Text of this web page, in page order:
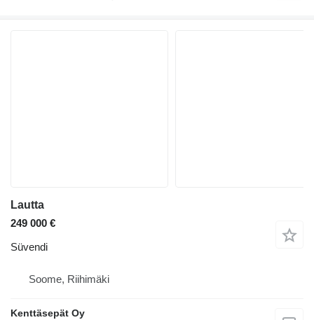
Lautta
249 000 €
Süvendi
Soome, Riihimäki
Kenttäsepät Oy